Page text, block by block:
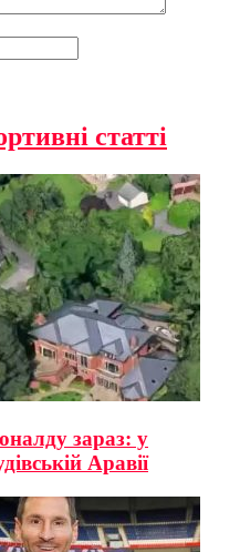
статті
зараз: у
Аравії